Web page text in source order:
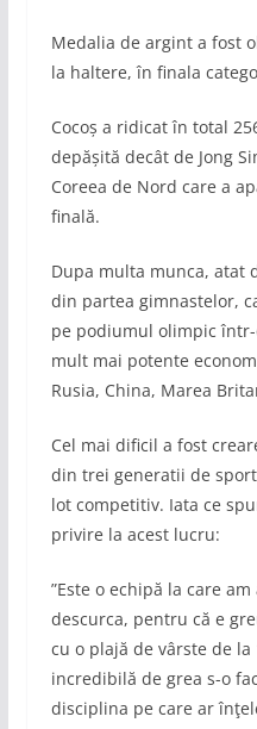
Medalia de argint a fost
la haltere, în finala
Cocoș a ridicat în total
depășită decât de Jong
Coreea de Nord care a
finală.
Dupa multa munca, atat
din partea gimnastelor,
pe podiumul olimpic
mult mai potente
Rusia, China, Marea
Cel mai dificil a fost
din trei generatii de
lot competitiv. Iata ce
privire la acest lucru:
”Este o echipă la care
descurca, pentru că e
cu o plajă de vârste de la
incredibilă de grea s-o
disciplina pe care ar